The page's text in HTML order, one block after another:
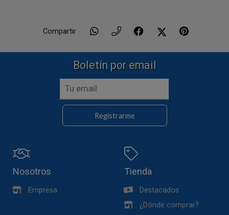
Compartir
Boletín por email
Registrarme
Nosotros
Empresa
Tienda
Destacados
¿Dónde comprar?